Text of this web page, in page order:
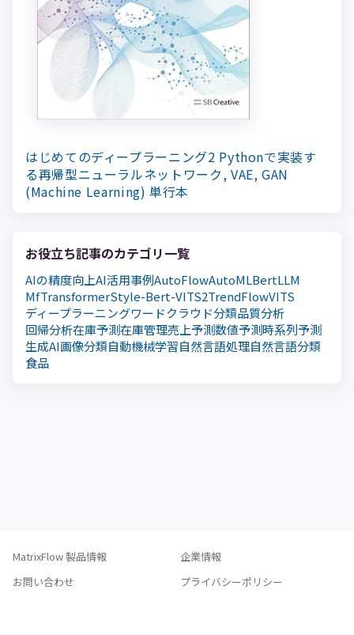
はじめてのディープラーニング2 Pythonで実装す
る再帰型ニューラルネットワーク, VAE, GAN
(Machine Learning)単行本
お役立ち記事のカテゴリ一覧
AIの精度向上AI活用事例AutoFlowAutoMLBertLLM
MfTransformerStyle-Bert-VITS2TrendFlowVITS
ディープラーニングワードクラウド分類品質分析
回帰分析在庫予測在庫管理売上予測数値予測時系列予測
生成AI画像分類自動機械学習自然言語処理自然言語分類
食品
MatrixFlow 製品情報
企業情報
お問い合わせ
プライバシーポリシー